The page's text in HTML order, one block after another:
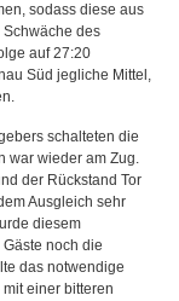
sodass diese aus
Schwäche des
auf 27:20
Süd jegliche Mittel,
schalteten die
war wieder am Zug.
der Rückstand Tor
Ausgleich sehr
diesem
noch die
das notwendige
einer bitteren